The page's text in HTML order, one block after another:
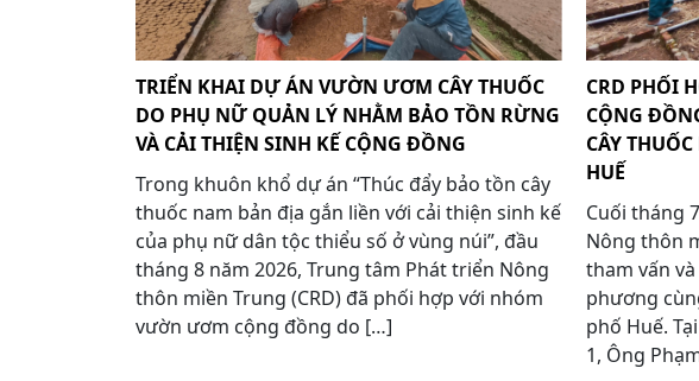
TRIỂN KHAI DỰ ÁN VƯỜN ƯƠM CÂY THUỐC
DO PHỤ NỮ QUẢN LÝ NHẰM BẢO TỒN RỪNG
VÀ CẢI THIỆN SINH KẾ CỘNG ĐỒNG
Trong khuôn khổ dự án “Thúc đẩy bảo tồn cây
thuốc nam bản địa gắn liền với cải thiện sinh kế
của phụ nữ dân tộc thiểu số ở vùng núi”, đầu
tháng 8 năm 2026, Trung tâm Phát triển Nông
thôn miền Trung (CRD) đã phối hợp với nhóm
vườn ươm cộng đồng do […]
CRD PHỐI
CỘNG
CÂY
HUẾ
Cuối tháng
Nông thôn
tham vấn
phương
phố Huế.
1, Ông